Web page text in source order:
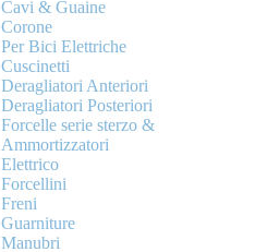
Cavi & Guaine
Corone
Per Bici Elettriche
Cuscinetti
Deragliatori Anteriori
Deragliatori Posteriori
Forcelle serie sterzo &
Ammortizzatori
Elettrico
Forcellini
Freni
Guarniture
Manubri